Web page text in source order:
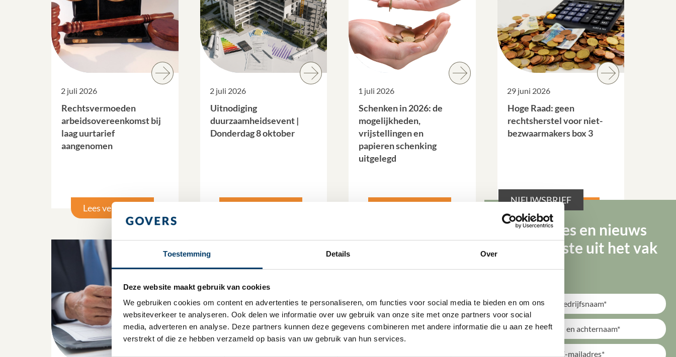
Toestemming Details Over
Deze website maakt gebruik van cookies
We gebruiken cookies om content en advertenties te personaliseren, om functies voor social media te bieden en om ons
websiteverkeer te analyseren. Ook delen we informatie over uw gebruik van onze site met onze partners voor social
media, adverteren en analyse. Deze partners kunnen deze gegevens combineren met andere informatie die u aan ze heeft
verstrekt of die ze hebben verzameld op basis van uw gebruik van hun services.
2 juli 2026
Rechtsvermoeden
arbeidsovereenkomst bij
laag uurtarief
aangenomen
Lees verder
2 juli 2026
Uitnodiging
duurzaamheidsevent |
Donderdag 8 oktober
1 juli 2026
Schenken in 2026: de
mogelijkheden,
vrijstellingen en
papieren schenking
uitgelegd
29 juni 2026
Hoge Raad: geen
rechtsherstel voor niet-
bezwaarmakers box 3
Lees verder
NIEUWSBRIEF
Tips, advies en nieuws
van de beste uit het vak